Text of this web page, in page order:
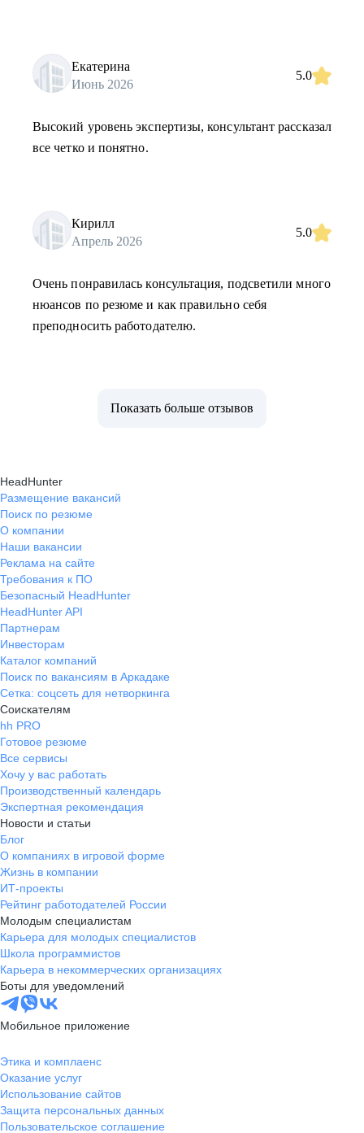
Екатерина
Июнь 2026
5.0
Высокий уровень экспертизы, консультант рассказал
все четко и понятно.
Кирилл
Апрель 2026
5.0
Очень понравилась консультация, подсветили много
нюансов по резюме и как правильно себя
преподносить работодателю.
Показать больше отзывов
HeadHunter
Размещение вакансий
Поиск по резюме
О компании
Наши вакансии
Реклама на сайте
Требования к ПО
Безопасный HeadHunter
HeadHunter API
Партнерам
Инвесторам
Каталог компаний
Поиск по вакансиям в Аркадаке
Сетка: соцсеть для нетворкинга
Соискателям
hh PRO
Готовое резюме
Все сервисы
Хочу у вас работать
Производственный календарь
Экспертная рекомендация
Новости и статьи
Блог
О компаниях в игровой форме
Жизнь в компании
ИТ-проекты
Рейтинг работодателей России
Молодым специалистам
Карьера для молодых специалистов
Школа программистов
Карьера в некоммерческих организациях
Боты для уведомлений
Мобильное приложение
Этика и комплаенс
Оказание услуг
Использование сайтов
Защита персональных данных
Пользовательское соглашение